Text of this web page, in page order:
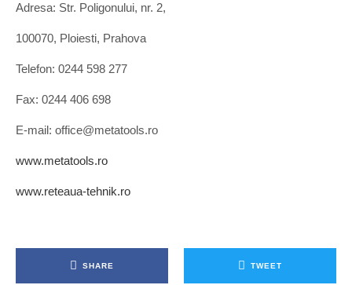
Adresa: Str. Poligonului, nr. 2,
100070, Ploiesti, Prahova
Telefon: 0244 598 277
Fax: 0244 406 698
E-mail: office@metatools.ro
www.metatools.ro
www.reteaua-tehnik.ro
SHARE TWEET